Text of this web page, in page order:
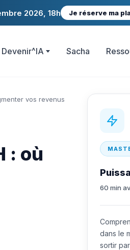
2026, 18h Je réserve ma
Devenir^IA Sacha
vos revenus
: où
60 min
dans le
sortir